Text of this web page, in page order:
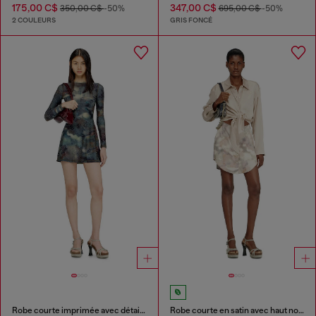
175,00 C$ 350,00 C$-50%
2 COULEURS
347,00 C$695,00 C$-50%
GRIS FONCÉ
Robe courte imprimée avec détails en cristal Robe courte en satin avec haut noué